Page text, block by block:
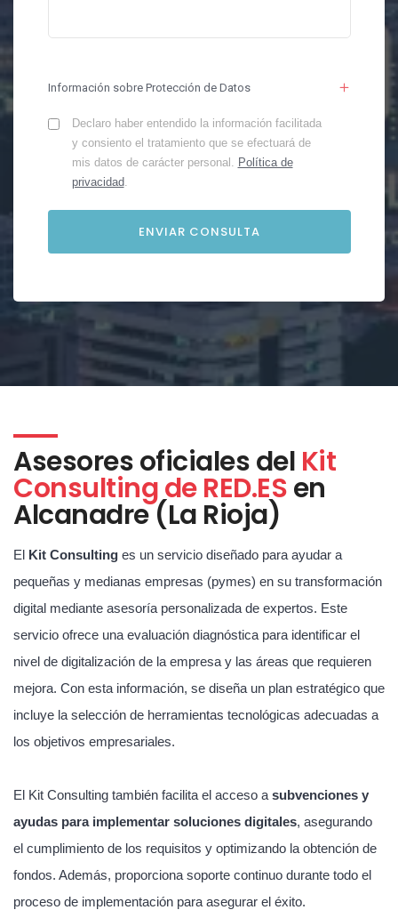
Información sobre Protección de Datos
Declaro haber entendido la información facilitada
y consiento el tratamiento que se efectuará de
mis datos de carácter personal. Política de
privacidad.
Asesores oficiales del Kit
Consulting de RED.ESen
Alcanadre (La Rioja)
El Kit Consulting es un servicio diseñado para ayudar a
pequeñas y medianas empresas (pymes) en su transformación
digital mediante asesoría personalizada de expertos. Este
servicio ofrece una evaluación diagnóstica para identificar el
nivel de digitalización de la empresa y las áreas que requieren
mejora. Con esta información, se diseña un plan estratégico que
incluye la selección de herramientas tecnológicas adecuadas a
los objetivos empresariales.
El Kit Consulting también facilita el acceso a subvenciones y
ayudas para implementar soluciones digitales, asegurando
el cumplimiento de los requisitos y optimizando la obtención de
fondos. Además, proporciona soporte continuo durante todo el
proceso de implementación para asegurar el éxito.